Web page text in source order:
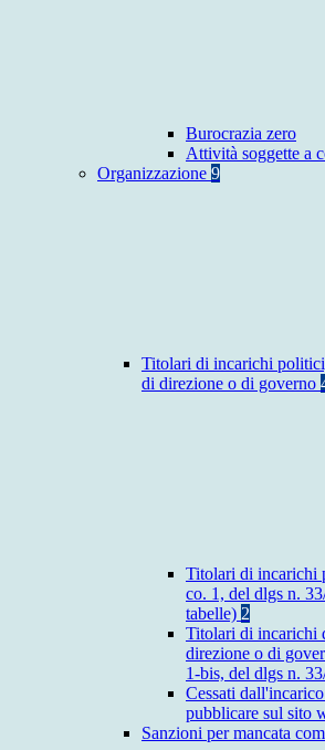
Burocrazia zero
Attività soggette a
Organizzazione 9
Titolari di incarichi
di direzione o di governo
Titolari di incarichi
co. 1, del dlgs n.
tabelle) 2
Titolari di incarichi
direzione o di
1-bis, del dlgs n.
Cessati
pubblicare sul sito
Sanzioni per mancata